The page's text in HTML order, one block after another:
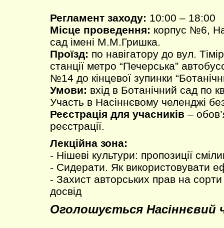
Регламент заходу: 10:00 – 18:00
Місце проведення: корпус №6,
сад імені М.М.Гришка.
Проїзд: по навігатору до вул.
станції метро “Печерська”
№14 до кінцевої зупинки
Умови: вхід в Ботанічний сад по
Участь в Насіннєвому челенджі
Реєстрація для учасників –
реєстрації.
Лекційна зона:
- Нішеві культури: пропозиції
- Сидерати. Як використовувати
- Захист авторських прав на
досвід
Оголошується Насіннєвий